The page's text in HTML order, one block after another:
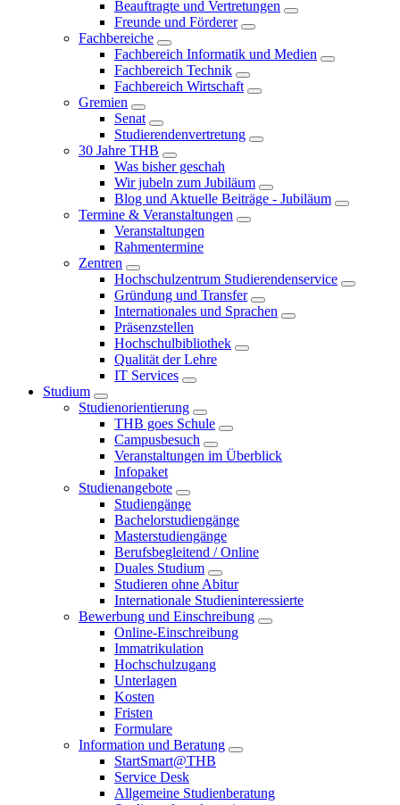
Beauftragte und Vertretungen
Freunde und Förderer
Fachbereiche
Fachbereich Informatik und Medien
Fachbereich Technik
Fachbereich Wirtschaft
Gremien
Senat
Studierendenvertretung
30 Jahre THB
Was bisher geschah
Wir jubeln zum Jubiläum
Blog und Aktuelle Beiträge - Jubiläum
Termine & Veranstaltungen
Veranstaltungen
Rahmentermine
Zentren
Hochschulzentrum Studierendenservice
Gründung und Transfer
Internationales und Sprachen
Präsenzstellen
Hochschulbibliothek
Qualität der Lehre
IT Services
Studium
Studienorientierung
THB goes Schule
Campusbesuch
Veranstaltungen im Überblick
Infopaket
Studienangebote
Studiengänge
Bachelorstudiengänge
Masterstudiengänge
Berufsbegleitend / Online
Duales Studium
Studieren ohne Abitur
Internationale Studieninteressierte
Bewerbung und Einschreibung
Online-Einschreibung
Immatrikulation
Hochschulzugang
Unterlagen
Kosten
Fristen
Formulare
Information und Beratung
StartSmart@THB
Service Desk
Allgemeine Studienberatung